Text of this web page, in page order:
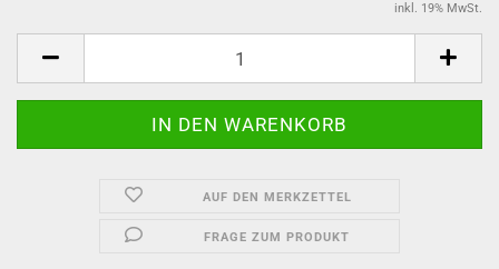
inkl. 19% MwSt.
AUF DEN MERKZETTEL
FRAGE ZUM PRODUKT